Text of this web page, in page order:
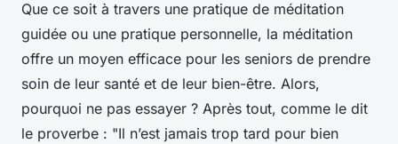
Que ce soit à travers une pratique de méditation
guidée ou une pratique personnelle, la méditation
offre un moyen efficace pour les seniors de prendre
soin de leur santé et de leur bien-être. Alors,
pourquoi ne pas essayer ? Après tout, comme le dit
le proverbe : "Il n’est jamais trop tard pour bien